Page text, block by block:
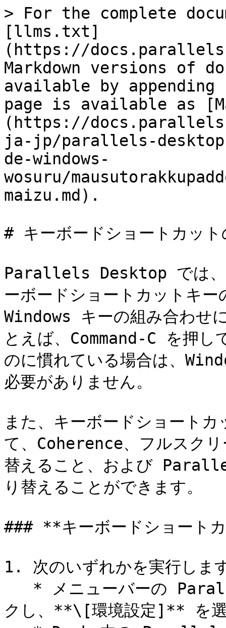
> For the complete
[llms.txt]
(https://
Markdown versions of
available by
page is available as
(https://
ja-jp/parallels-
de-windows-
wosuru/
maizu.md).
# キーボードショートカッ
Parallels Desktop では、
ーボードショートカットキ
Windows キーの組み合わせ
とえば、Command-C を押
のに慣れている場合は、
必要がありません。
また、キーボードショート
て、Coherence、フルスク
替えること、および
り替えることができます。
### **キーボードショート
1. 次のいずれかを実行しま
クし、**\[環境設定]** を選